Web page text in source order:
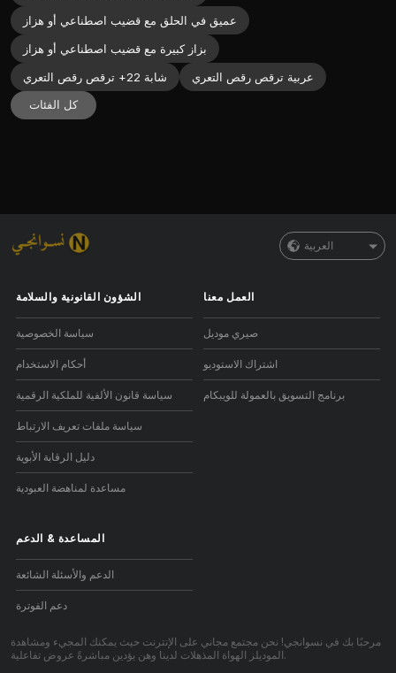
عميق في الحلق مع قضيب اصطناعي أو هزاز
بزاز كبيرة مع قضيب اصطناعي أو هزاز
شابة 22+ ترقص رقص التعري
عربية ترقص رقص التعري
كل الفئات
العربية
الشؤون القانونية والسلامة
سياسة الخصوصية
أحكام الاستخدام
سياسة قانون الألفية للملكية الرقمية
سياسة ملفات تعريف الارتباط
دليل الرقابة الأبوية
مساعدة لمناهضة العبودية
العمل معنا
صيري موديل
اشتراك الاستوديو
برنامج التسويق بالعمولة للويبكام
المساعدة & الدعم
الدعم والأسئلة الشائعة
دعم الفوترة
مرحبًا بك في نسوانجي! نحن مجتمع مجاني على الإنترنت حيث يمكنك المجيء ومشاهدة
الموديلز الهواة المذهلات لدينا وهن يؤدين مباشرةً عروض تفاعلية.